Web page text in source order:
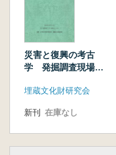
災害と復興の考古
学 発掘調査現場か
埋蔵文化財研究会
新刊 在庫なし